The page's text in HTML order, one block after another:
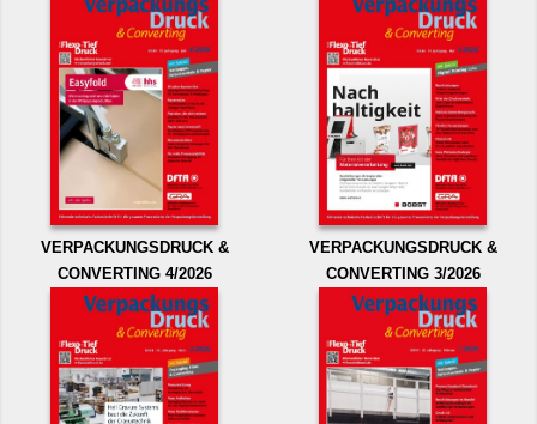
VERPACKUNGSDRUCK &
CONVERTING 4/2026
VERPACKUNGSDRUCK &
CONVERTING 3/2026